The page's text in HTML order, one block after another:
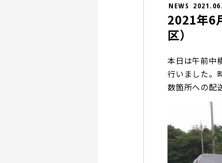
NEWS
2021年6
区）
本日は午前中
行いました。
数箇所への配